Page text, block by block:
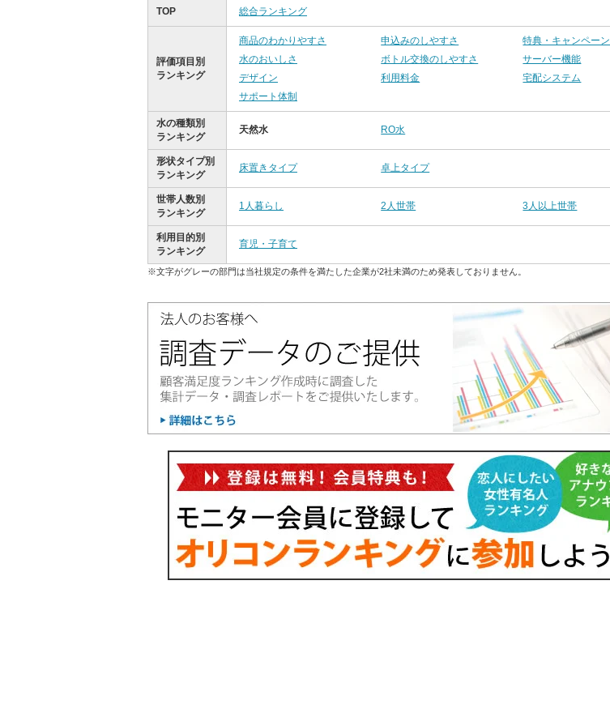
TOP 総合ランキング
評価項目別
ランキング
商品のわかりやすさ 申込みのしやすさ
特典・キャンペーン
水のおいしさ
ボトル交換のしやすさ
サーバー機能
デザイン
利用料金
宅配システム
サポート体制
水の種類別
ランキング
天然水 RO水
形状タイプ別
ランキング
床置きタイプ 卓上タイプ
世帯人数別
ランキング
1人暮らし 2人世帯 3人以上世帯
利用目的別
ランキング
育児・子育て
※文字がグレーの部門は当社規定の条件を満たした企業が2社未満のため発表しておりません。